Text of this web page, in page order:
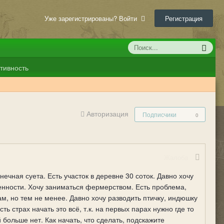
Уже зарегистрированы? Войти Регистрация
Авторизация Подписчики 0
суета. Есть участок в деревне 30 соток. Давно хочу
Хочу заниматься фермерством. Есть проблема,
но тем не менее. Давно хочу разводить птичку, индюшку
страх начать это всё, т.к. на первых парах нужно где то
нет. Как начать, что сделать, подскажите